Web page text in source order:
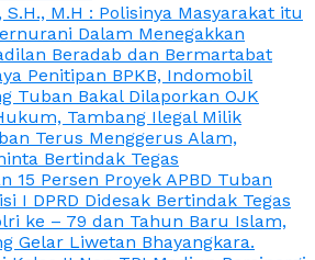
S.H., M.H : Polisinya Masyarakat itu
Dalam Menegakkan
Beradab dan Bermartabat
Penitipan BPKB, Indomobil
Tuban Bakal Dilaporkan OJK
Tambang Ilegal Milik
Terus Menggerus Alam,
Bertindak Tegas
15 Persen Proyek APBD Tuban
I DPRD Didesak Bertindak Tegas
ke – 79 dan Tahun Baru Islam,
Gelar Liwetan Bhayangkara.